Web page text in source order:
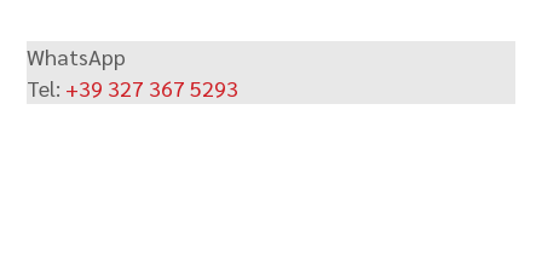
WhatsApp
Tel: +39 327 367 5293